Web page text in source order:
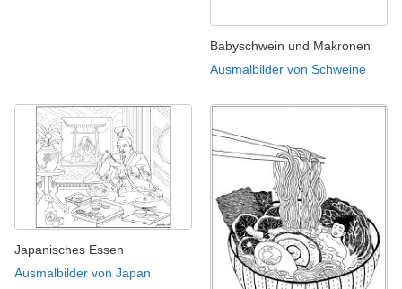
Babyschwein und Makronen
Ausmalbilder von Schweine
Japanisches Essen
Ausmalbilder von Japan